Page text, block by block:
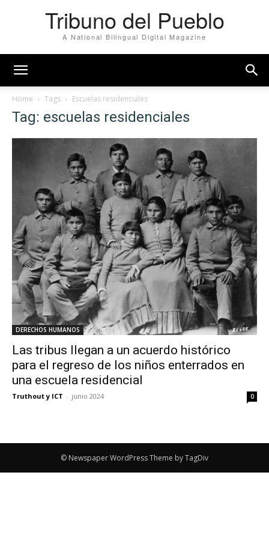
Tribuno del Pueblo
A National Bilingual Digital Magazine
Home Tags Escuelas residenciales
Tag: escuelas residenciales
DERECHOS HUMANOS
Las tribus llegan a un acuerdo histórico
para el regreso de los niños enterrados en
una escuela residencial
Truthout y ICT - junio 2024 0
© Newspaper WordPress Theme by TagDiv